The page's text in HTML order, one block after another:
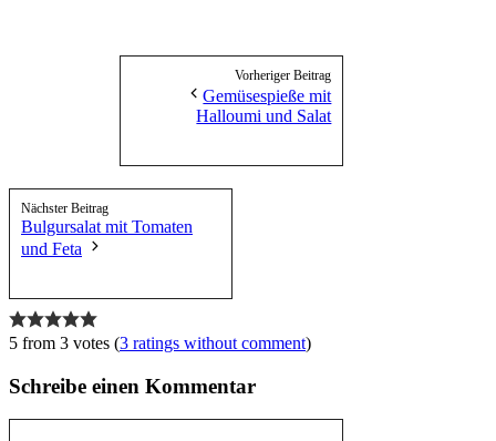
Vorheriger Beitrag
Gemüsespieße mit
Halloumi und Salat
Nächster Beitrag
Bulgursalat mit Tomaten
und Feta
5 from 3 votes (3 ratings without comment)
Schreibe einen Kommentar